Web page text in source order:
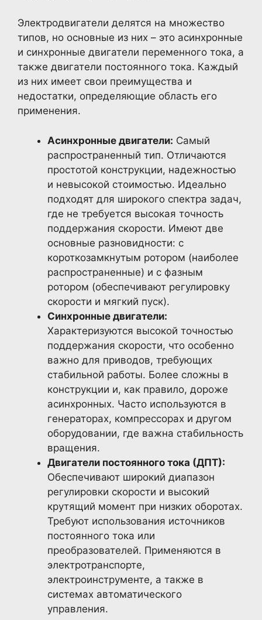
Электродвигатели делятся на множество
типов, но основные из них – это асинхронные
и синхронные двигатели переменного тока, а
также двигатели постоянного тока. Каждый
из них имеет свои преимущества и
недостатки, определяющие область его
применения.
Асинхронные двигатели: Самый
распространенный тип. Отличаются
простотой конструкции, надежностью
и невысокой стоимостью. Идеально
подходят для широкого спектра задач,
где не требуется высокая точность
поддержания скорости. Имеют две
основные разновидности: с
короткозамкнутым ротором (наиболее
распространенные) и с фазным
ротором (обеспечивают регулировку
скорости и мягкий пуск).
Синхронные двигатели:
Характеризуются высокой точностью
поддержания скорости, что особенно
важно для приводов, требующих
стабильной работы. Более сложны в
конструкции и, как правило, дороже
асинхронных. Часто используются в
генераторах, компрессорах и другом
оборудовании, где важна стабильность
вращения.
Двигатели постоянного тока (ДПТ):
Обеспечивают широкий диапазон
регулировки скорости и высокий
крутящий момент при низких оборотах.
Требуют использования источников
постоянного тока или
преобразователей. Применяются в
электротранспорте,
электроинструменте, а также в
системах автоматического
управления.